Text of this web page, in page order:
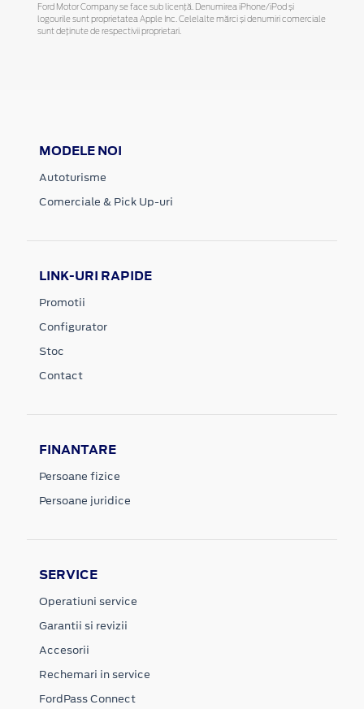
Ford Motor Company se face sub licență. Denumirea iPhone/iPod și
logourile sunt proprietatea Apple Inc. Celelalte mărci și denumiri comerciale
sunt deținute de respectivii proprietari.
MODELE NOI
Autoturisme
Comerciale & Pick Up-uri
LINK-URI RAPIDE
Promotii
Configurator
Stoc
Contact
FINANTARE
Persoane fizice
Persoane juridice
SERVICE
Operatiuni service
Garantii si revizii
Accesorii
Rechemari in service
FordPass Connect